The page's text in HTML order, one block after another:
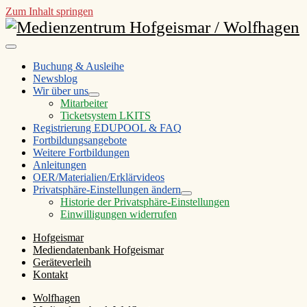
Zum Inhalt springen
Medienzentrum
Hofgeismar
Wolfhagen
open
primary
menu Buchung & Ausleihe
Newsblog
Wir über uns
open
child
menu
Mitarbeiter
Ticketsystem LKITS
Registrierung EDUPOOL & FAQ
Fortbildungsangebote
Weitere Fortbildungen
Anleitungen
OER/Materialien/Erklärvideos
Privatsphäre-Einstellungen ändern
open
child
Historie der Privatsphäre-Einstellungen
Einwilligungen widerrufen
Sidebar
Hofgeismar
Mediendatenbank Hofgeismar
Geräteverleih
Kontakt
Wolfhagen